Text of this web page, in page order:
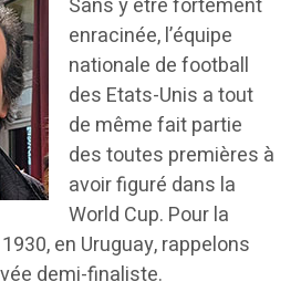
Sans y être fortement
enracinée, l’équipe
nationale de football
des Etats-Unis a tout
de même fait partie
des toutes premières à
avoir figuré dans la
World Cup. Pour la
en Uruguay, rappelons
demi-finaliste.